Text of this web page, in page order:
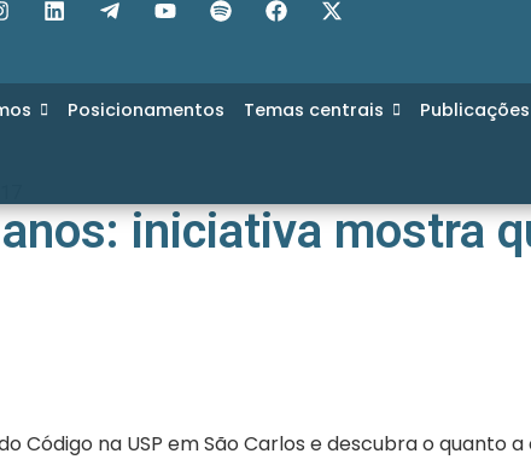
Posicionamentos Temas centrais Publicações
iniciativa mostra
Código na USP em São Carlos e descubra o